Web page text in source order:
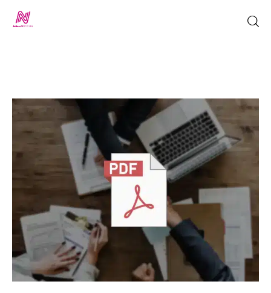
TV en Vivo
Jalisco Noticias
Programación
Jalisco TV
Jalisco RADIO / En Vivo
Nosotros